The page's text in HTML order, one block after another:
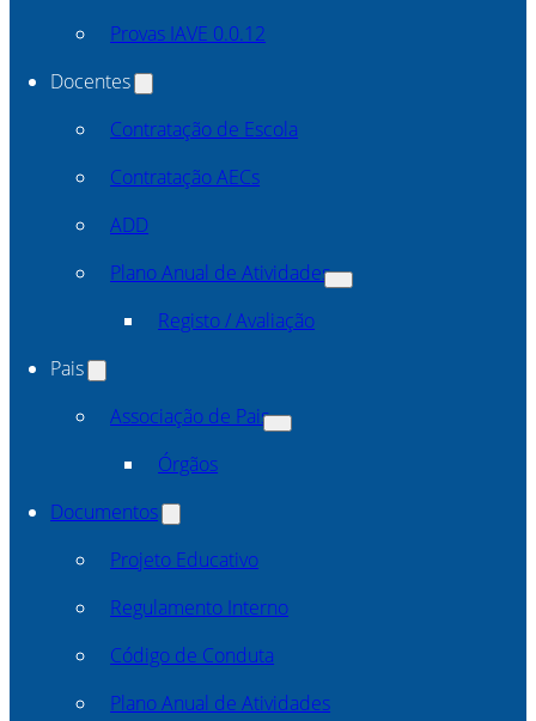
Provas IAVE 0.0.12
Docentes
Contratação de Escola
Contratação AECs
ADD
Plano Anual de Atividades
Registo / Avaliação
Pais
Associação de Pais
Órgãos
Documentos
Projeto Educativo
Regulamento Interno
Código de Conduta
Plano Anual de Atividades